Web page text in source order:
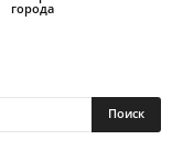
города